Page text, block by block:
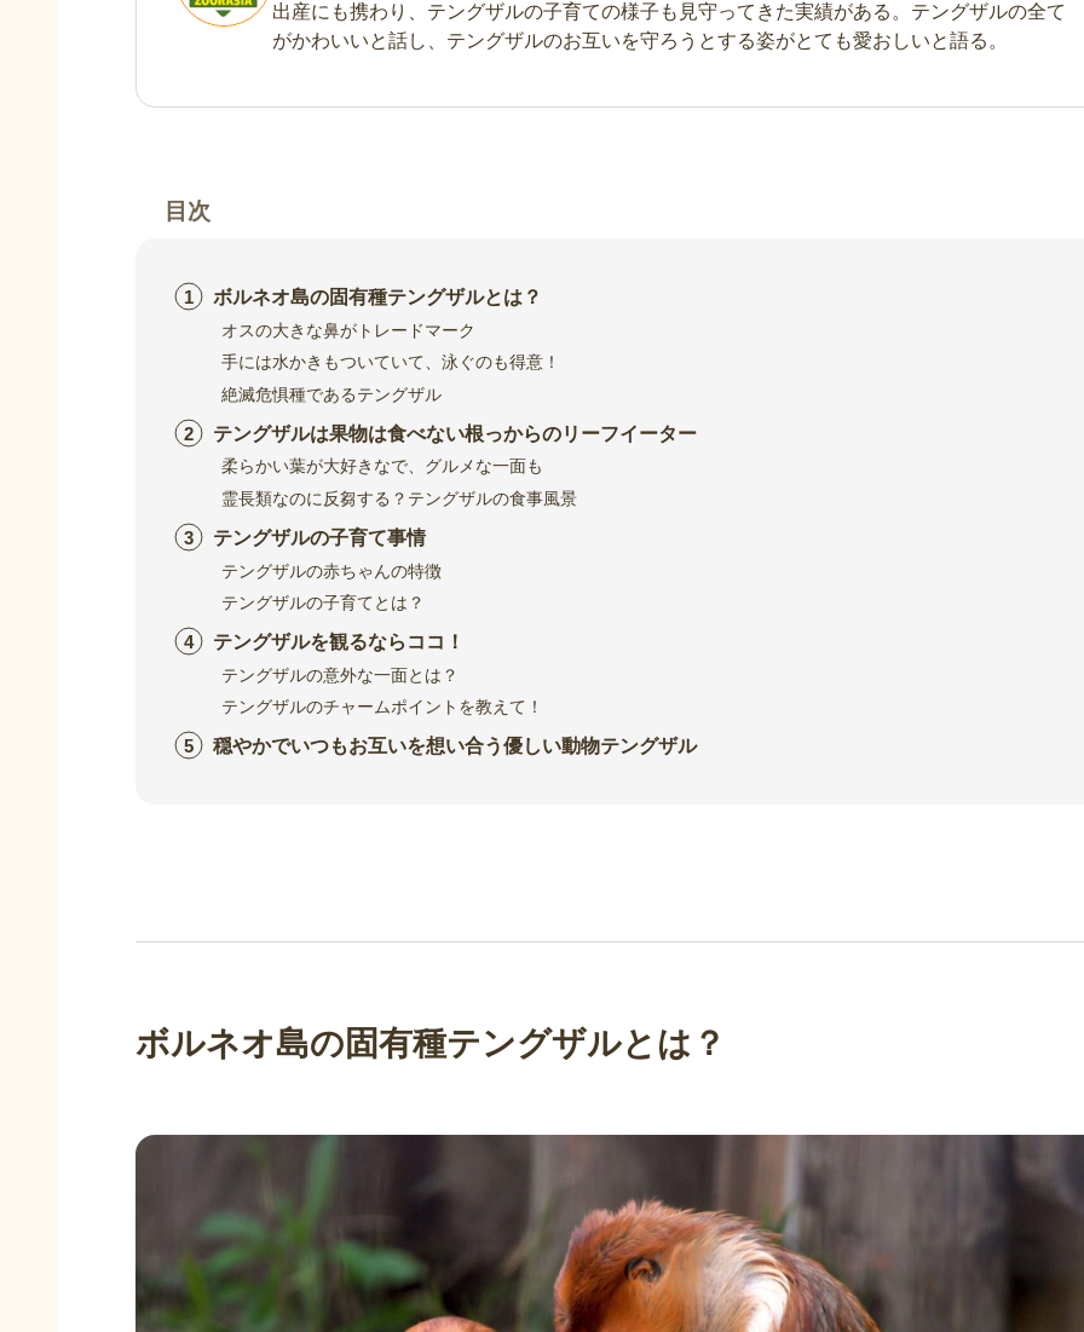
出産にも携わり、テングザルの子育ての様子も見守ってきた実績がある。テングザルの全て
がかわいいと話し、テングザルのお互いを守ろうとする姿がとても愛おしいと語る。
目次
ボルネオ島の固有種テングザルとは？
オスの大きな鼻がトレードマーク
手には水かきもついていて、泳ぐのも得意！
絶滅危惧種であるテングザル
テングザルは果物は食べない根っからのリーフイーター
柔らかい葉が大好きなで、グルメな一面も
霊長類なのに反芻する？テングザルの食事風景
テングザルの子育て事情
テングザルの赤ちゃんの特徴
テングザルの子育てとは？
テングザルを観るならココ！
テングザルの意外な一面とは？
テングザルのチャームポイントを教えて！
穏やかでいつもお互いを想い合う優しい動物テングザル
ボルネオ島の固有種テングザルとは？